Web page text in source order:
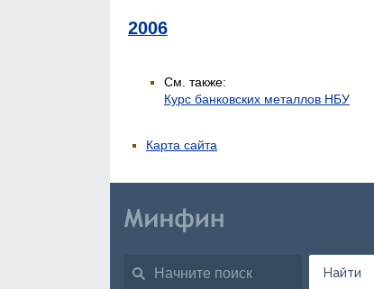
2006
См. также:
Курс банковских металлов НБУ
Карта сайта
Найти